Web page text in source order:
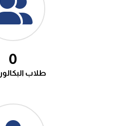
0
طلاب